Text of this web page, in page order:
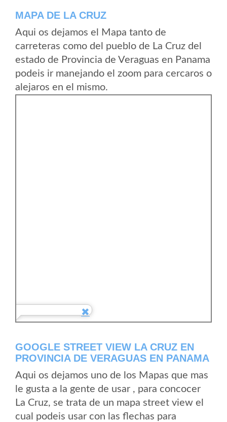
MAPA DE LA CRUZ
Aqui os dejamos el Mapa tanto de
carreteras como del pueblo de La Cruz del
estado de Provincia de Veraguas en Panama
podeis ir manejando el zoom para cercaros o
alejaros en el mismo.
GOOGLE STREET VIEW LA CRUZ EN
PROVINCIA DE VERAGUAS EN PANAMA
Aqui os dejamos uno de los Mapas que mas
le gusta a la gente de usar , para concocer
La Cruz, se trata de un mapa street view el
cual podeis usar con las flechas para